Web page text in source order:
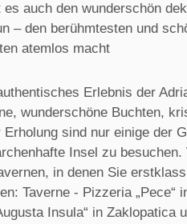
auch den wunderschön
– den berühmtesten und
atemlos macht
Erlebnis der
wunderschöne Buchten,
sind nur einige der
Insel zu besuchen.
in denen Sie
Taverne - Pizzeria „Pece“
Insula“ in Zaklopatica